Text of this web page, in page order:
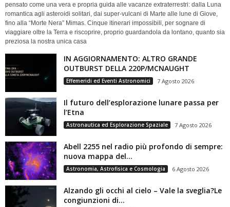
pensato come una vera e propria guida alle vacanze extraterrestri: dalla Luna
romantica agli asteroidi solitari, dai super-vulcani di Marte alle lune di Giove,
fino alla “Morte Nera” Mimas. Cinque itinerari impossibili, per sognare di
viaggiare oltre la Terra e riscoprire, proprio guardandola da lontano, quanto sia
preziosa la nostra unica casa
IN AGGIORNAMENTO: ALTRO GRANDE
OUTBURST DELLA 220P/MCNAUGHT
Effemeridi ed Eventi Astronomici 7 Agosto 2026
Il futuro dell’esplorazione lunare passa per
l’Etna
Astronautica ed Esplorazione Spaziale 7 Agosto 2026
Abell 2255 nel radio più profondo di sempre:
nuova mappa del...
Astronomia, Astrofisica e Cosmologia 6 Agosto 2026
Alzando gli occhi al cielo – Vale la sveglia?Le
congiunzioni di...